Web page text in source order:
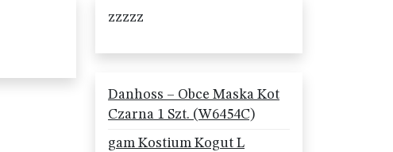
zzzzz
Danhoss – Obce Maska Kot
Czarna 1 Szt. (W6454C)
gam Kostium Kogut L